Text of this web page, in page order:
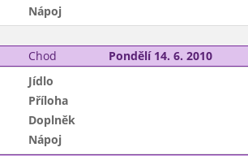
Nápoj
Chod Pondělí 14. 6. 2010
Jídlo
Příloha
Doplněk
Nápoj